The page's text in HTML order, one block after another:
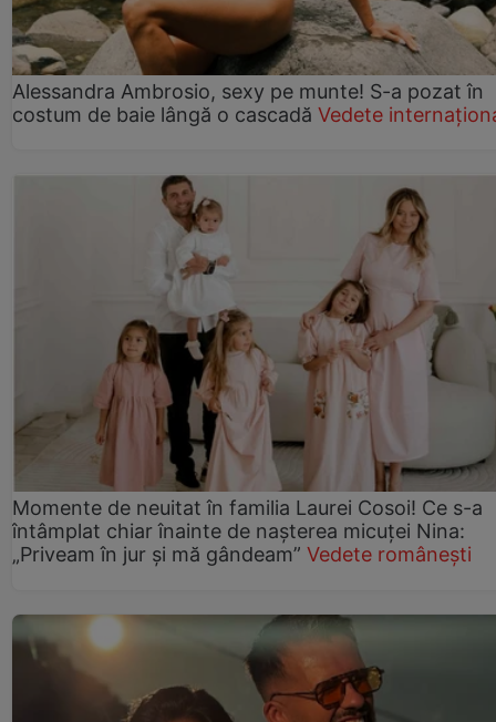
Alessandra Ambrosio, sexy pe munte! S-a pozat în
costum de baie lângă o cascadă Vedete
Momente de neuitat în familia Laurei Cosoi! Ce s-a
întâmplat chiar înainte de nașterea micuței Nina:
„Priveam în jur și mă gândeam” Vedete românești